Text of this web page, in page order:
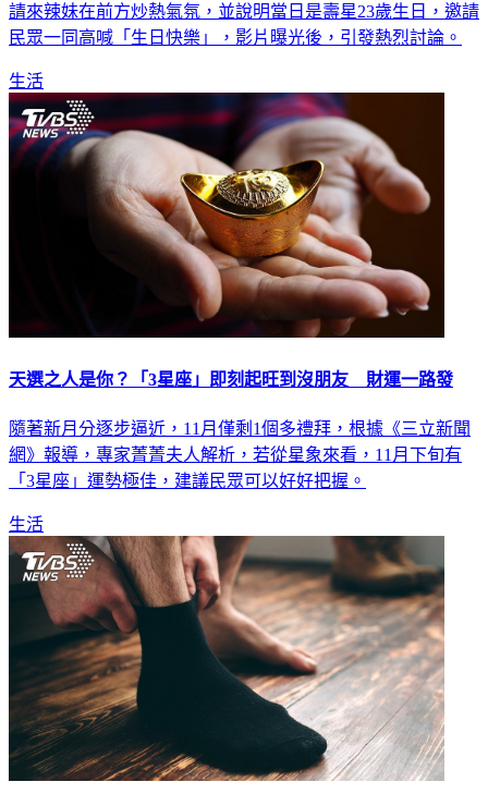
請來辣妹在前方炒熱氣氛，並說明當日是壽星23歲生日，邀請
民眾一同高喊「生日快樂」，影片曝光後，引發熱烈討論。
生活
天選之人是你？「3星座」即刻起旺到沒朋友 財運一路發
隨著新月分逐步逼近，11月僅剩1個多禮拜，根據《三立新聞
網》報導，專家菁菁夫人解析，若從星象來看，11月下旬有
「3星座」運勢極佳，建議民眾可以好好把握。
生活